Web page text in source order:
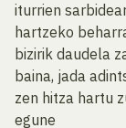
iturrien
hartzeko
bizirik daudela
baina, jada
zen hitza hartu
egune